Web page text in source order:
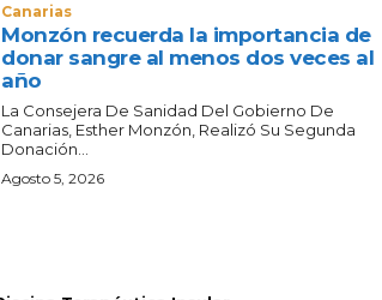
Canarias
Monzón recuerda la importancia de
donar sangre al menos dos veces al
año
La Consejera De Sanidad Del Gobierno De
Canarias, Esther Monzón, Realizó Su Segunda
Donación...
Agosto 5, 2026